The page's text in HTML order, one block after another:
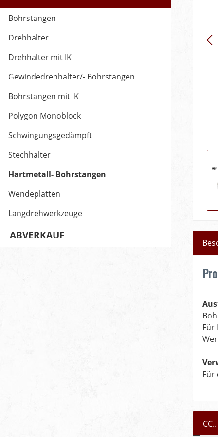
Für
Für
Bohrstangen
Drehhalter
Drehhalter mit IK
Gewindedrehhalter/- Bohrstangen
Bohrstangen mit IK
Polygon Monoblock
Schwingungsgedämpft
Stechhalter
Hartmetall- Bohrstangen
Wendeplatten
Langdrehwerkzeuge
ABVERKAUF